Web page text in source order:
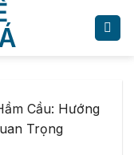
Cầu: Hướng
Trọng